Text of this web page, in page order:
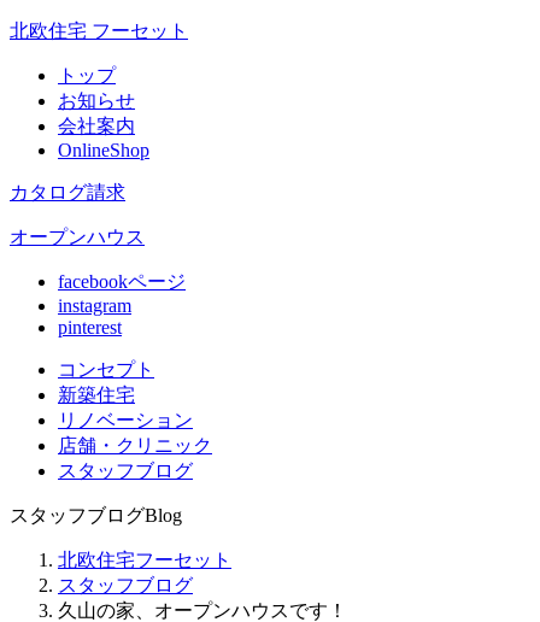
北欧住宅 フーセット
トップ
お知らせ
会社案内
OnlineShop
カタログ請求
オープンハウス
facebookページ
instagram
pinterest
コンセプト
新築住宅
リノベーション
店舗 ・クリニック
スタッフブログ
スタッフブログBlog
北欧住宅フーセット
スタッフブログ
久山の家、オープンハウスです！